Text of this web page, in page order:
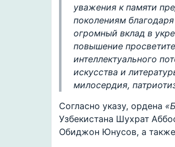
уважения к памяти
поколениям
огромный вклад в
повышение
интеллектуального
искусства и
милосердия,
Согласно указу, ордена
Узбекистана Шухрат
Обиджон Юнусов, а также